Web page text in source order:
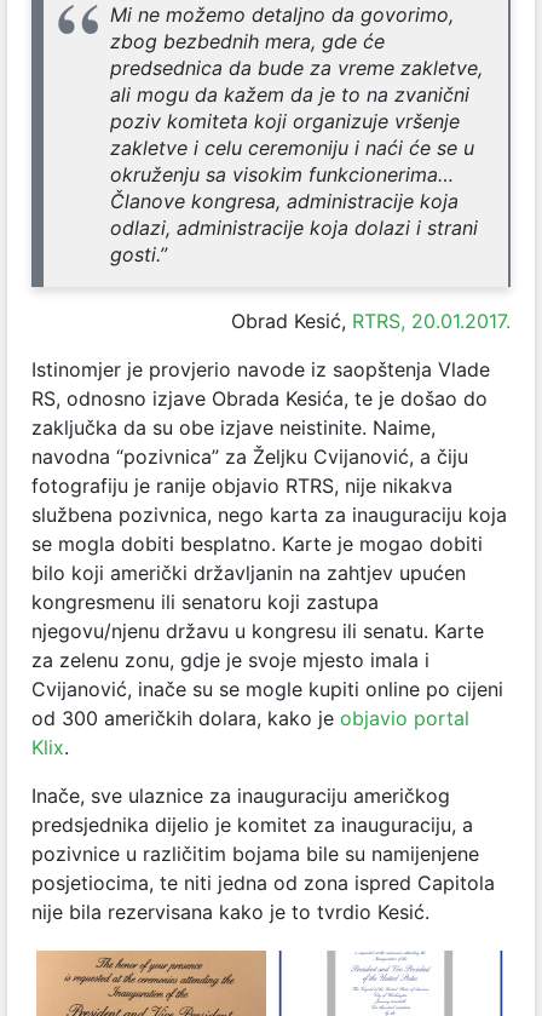
Mi ne možemo detaljno da govorimo,
zbog bezbednih mera, gde će
predsednica da bude za vreme zakletve,
ali mogu da kažem da je to na zvanični
poziv komiteta koji organizuje vršenje
zakletve i celu ceremoniju i naći će se u
okruženju sa visokim funkcionerima…
Članove kongresa, administracije koja
odlazi, administracije koja dolazi i strani
gosti.”
Obrad Kesić, RTRS, 20.01.2017.
Istinomjer je provjerio navode iz saopštenja Vlade
RS, odnosno izjave Obrada Kesića, te je došao do
zaključka da su obe izjave neistinite. Naime,
navodna “pozivnica” za Željku Cvijanović, a čiju
fotografiju je ranije objavio RTRS, nije nikakva
službena pozivnica, nego karta za inauguraciju koja
se mogla dobiti besplatno. Karte je mogao dobiti
bilo koji američki državljanin na zahtjev upućen
kongresmenu ili senatoru koji zastupa
njegovu/njenu državu u kongresu ili senatu. Karte
za zelenu zonu, gdje je svoje mjesto imala i
Cvijanović, inače su se mogle kupiti online po cijeni
od 300 američkih dolara, kako je objavio portal
Klix.
Inače, sve ulaznice za inauguraciju američkog
predsjednika dijelio je komitet za inauguraciju, a
pozivnice u različitim bojama bile su namijenjene
posjetiocima, te niti jedna od zona ispred Capitola
nije bila rezervisana kako je to tvrdio Kesić.